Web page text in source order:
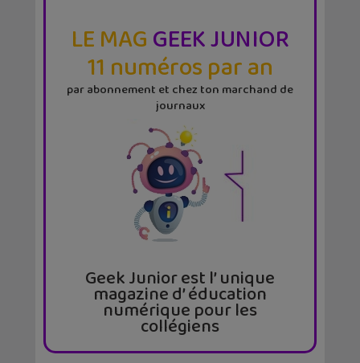
LE MAGGEEK JUNIOR
11 numéros par an
par abonnement et chez ton marchand de
journaux
Geek Junior est l’ unique
magazine d’ éducation
numérique pour les
collégiens